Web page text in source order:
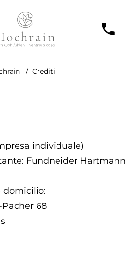
Crediti
individuale)
Fundneider Hartmann
domicilio:
Pacher 68